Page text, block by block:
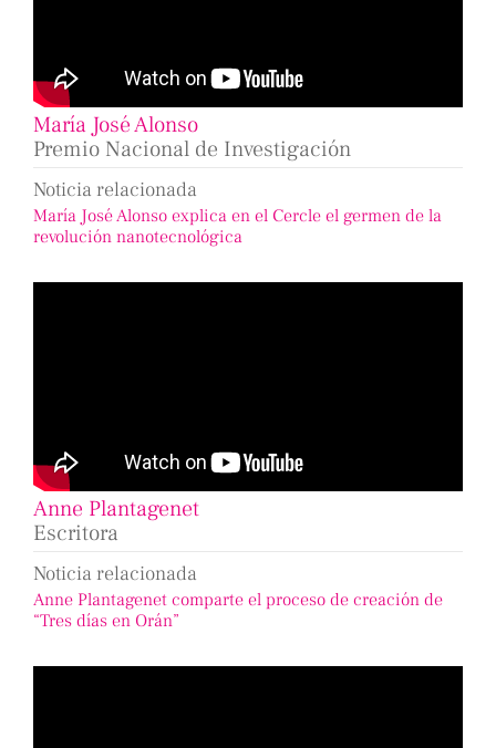
María José Alonso
Premio Nacional de Investigación
Noticia relacionada
María José Alonso explica en el Cercle el germen de la
revolución nanotecnológica
Anne Plantagenet
Escritora
Noticia relacionada
Anne Plantagenet comparte el proceso de creación de
“Tres días en Orán”